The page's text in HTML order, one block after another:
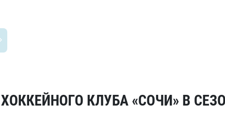
КЛУБА «СОЧИ» В